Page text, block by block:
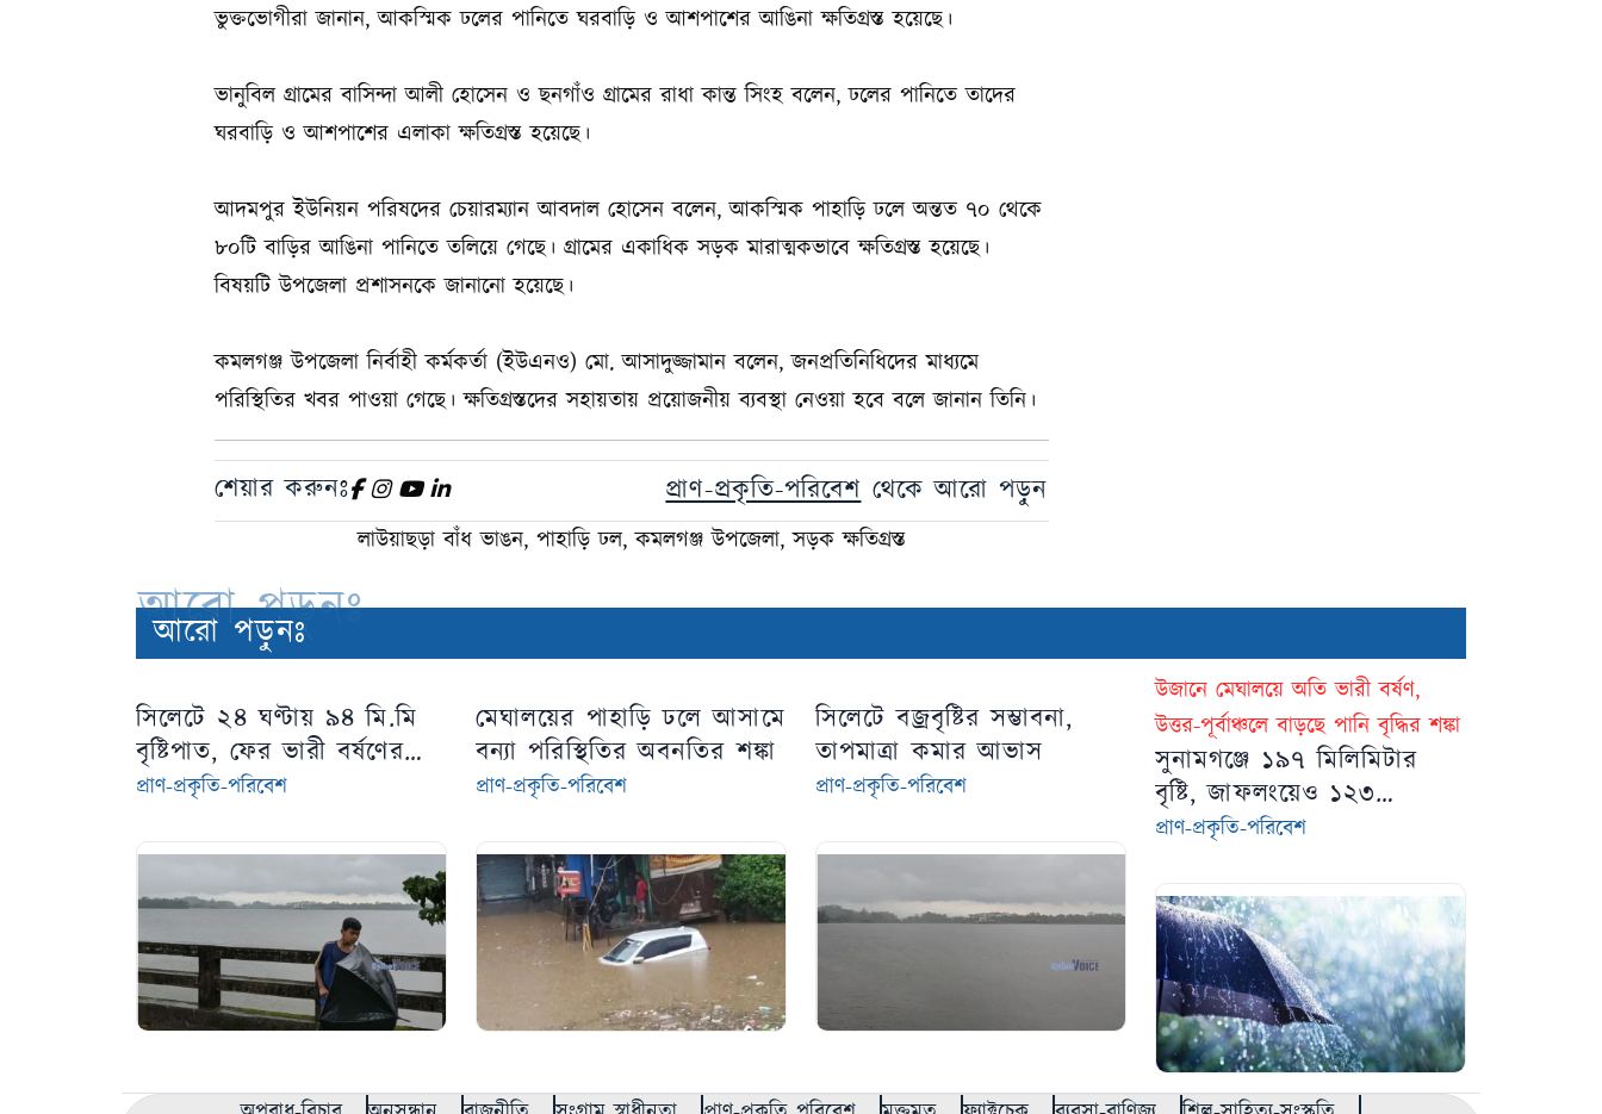
ভুক্তভোগীরা জানান, আকস্মিক ঢলের পানিতে ঘরবাড়ি ও আশপাশের আঙিনা ক্ষতিগ্রস্ত হয়েছে।
ভানুবিল গ্রামের বাসিন্দা আলী হোসেন ও ছনগাঁও গ্রামের রাধা কান্ত সিংহ বলেন, ঢলের পানিতে তাদের
ঘরবাড়ি ও আশপাশের এলাকা ক্ষতিগ্রস্ত হয়েছে।
আদমপুর ইউনিয়ন পরিষদের চেয়ারম্যান আবদাল হোসেন বলেন, আকস্মিক পাহাড়ি ঢলে অন্তত ৭০ থেকে
৮০টি বাড়ির আঙিনা পানিতে তলিয়ে গেছে। গ্রামের একাধিক সড়ক মারাত্মকভাবে ক্ষতিগ্রস্ত হয়েছে।
বিষয়টি উপজেলা প্রশাসনকে জানানো হয়েছে।
কমলগঞ্জ উপজেলা নির্বাহী কর্মকর্তা (ইউএনও) মো. আসাদুজ্জামান বলেন, জনপ্রতিনিধিদের মাধ্যমে
পরিস্থিতির খবর পাওয়া গেছে। ক্ষতিগ্রস্তদের সহায়তায় প্রয়োজনীয় ব্যবস্থা নেওয়া হবে বলে জানান তিনি।
শেয়ার করুনঃ প্রাণ-প্রকৃতি-পরিবেশ থেকে আরো পড়ুন
লাউয়াছড়া বাঁধ ভাঙন, পাহাড়ি ঢল, কমলগঞ্জ উপজেলা, সড়ক ক্ষতিগ্রস্ত
আরো পড়ুনঃ
আরো পড়ুনঃ
সিলেটে ২৪ ঘণ্টায় ৯৪ মি.মি
বৃষ্টিপাত, ফের ভারী বর্ষণের
শঙ্কা
প্রাণ-প্রকৃতি-পরিবেশ
মেঘালয়ের পাহাড়ি ঢলে আসামে
বন্যা পরিস্থিতির অবনতির শঙ্কা
প্রাণ-প্রকৃতি-পরিবেশ
সিলেটে বজ্রবৃষ্টির সম্ভাবনা,
তাপমাত্রা কমার আভাস
প্রাণ-প্রকৃতি-পরিবেশ
উজানে মেঘালয়ে অতি ভারী বর্ষণ,
উত্তর-পূর্বাঞ্চলে বাড়ছে পানি বৃদ্ধির শঙ্কা
সুনামগঞ্জে ১৯৭ মিলিমিটার
বৃষ্টি, জাফলংয়েও ১২৩
মিলিমিটার
প্রাণ-প্রকৃতি-পরিবেশ